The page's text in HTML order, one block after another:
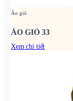
Áo gió
ÁO GIÓ 33
Xem chi tiết